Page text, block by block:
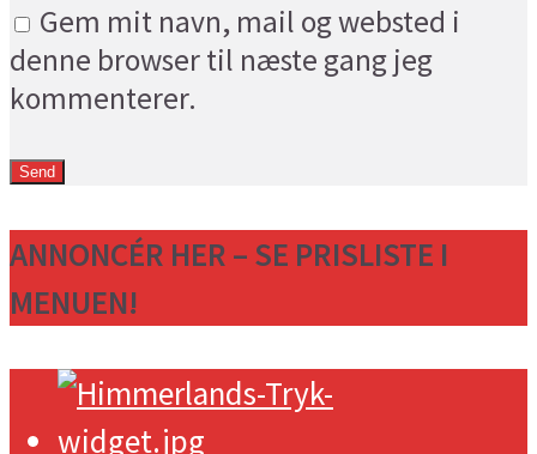
Gem mit navn, mail og websted i
denne browser til næste gang jeg
kommenterer.
ANNONCÉR HER – SE PRISLISTE I
MENUEN!